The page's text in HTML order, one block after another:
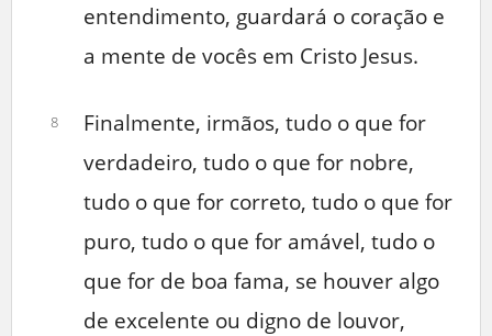
entendimento, guardará o coração e
a mente de vocês em Cristo Jesus.
8
Finalmente, irmãos, tudo o que for
verdadeiro, tudo o que for nobre,
tudo o que for correto, tudo o que for
puro, tudo o que for amável, tudo o
que for de boa fama, se houver algo
de excelente ou digno de louvor,